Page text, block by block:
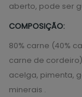
aberto, pode ser
COMPOSIÇÃO:
80% carne (40%
carne de
acelga, pimenta,
minerais .